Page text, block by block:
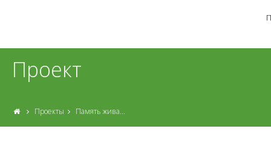
Проект
Проекты Память жива...